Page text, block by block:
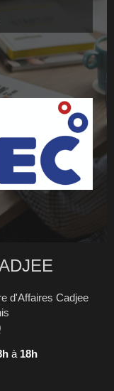
d'Affaires Cadjee
à 18h